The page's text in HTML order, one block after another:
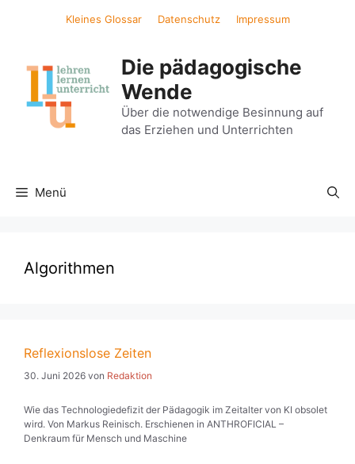
Kleines Glossar Datenschutz Impressum
Die pädagogische
Wende
Über die notwendige Besinnung auf
das Erziehen und Unterrichten
Menü
Algorithmen
Reflexionslose Zeiten
30. Juni 2026 von Redaktion
Wie das Technologiedefizit der Pädagogik im Zeitalter von KI obsolet
wird. Von Markus Reinisch. Erschienen in ANTHROFICIAL –
Denkraum für Mensch und Maschine